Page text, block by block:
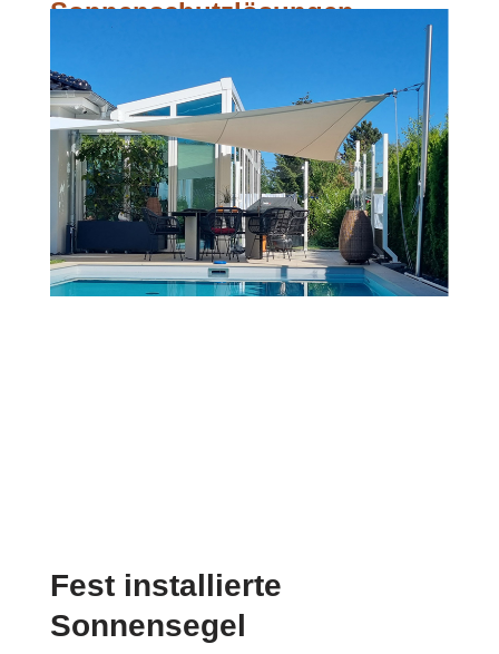
Sonnenschutzlösungen
Fest installierte
Sonnensegel